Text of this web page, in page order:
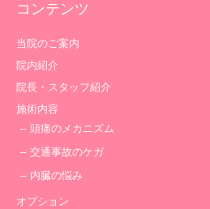
コンテンツ
当院のご案内
院内紹介
院長・スタッフ紹介
施術内容
頭痛のメカニズム
交通事故のケガ
内臓の悩み
オプション